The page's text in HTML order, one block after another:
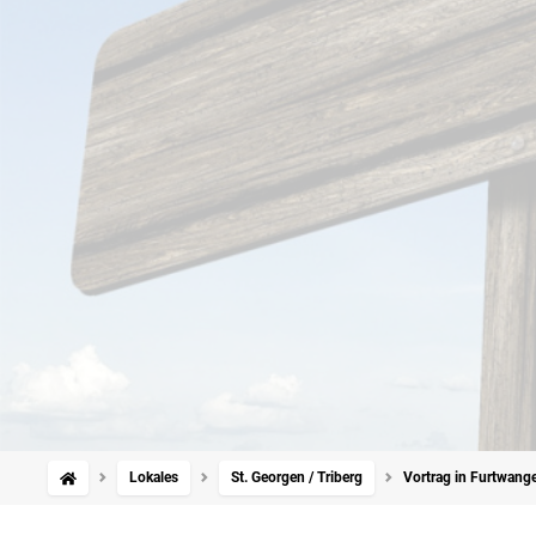
Lokales St. Georgen / Triberg Vortrag in